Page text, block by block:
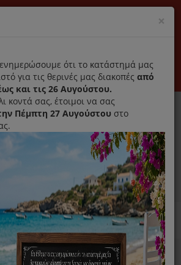
ανταλλακτικά
Εγγραφή Εταιρεία Επικοινωνία
0
συσκευών MENU
Σιδέρου
×
ότι το κατάστημά μας
για τις θερινές μας διακοπές από
και τις 26 Αυγούστου.
κοντά σας, έτοιμοι να σας
Πέμπτη 27 Αυγούστου στο